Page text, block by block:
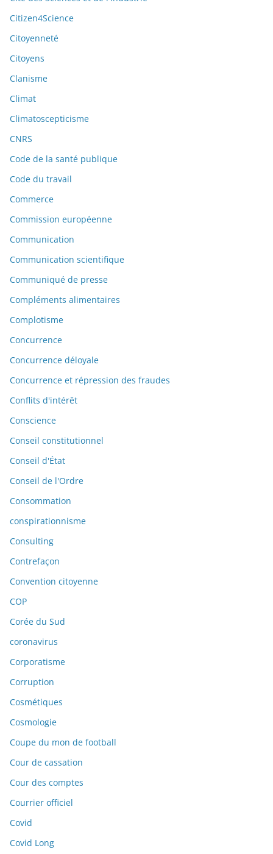
Citizen4Science
Citoyenneté
Citoyens
Clanisme
Climat
Climatoscepticisme
CNRS
Code de la santé publique
Code du travail
Commerce
Commission européenne
Communication
Communication scientifique
Communiqué de presse
Compléments alimentaires
Complotisme
Concurrence
Concurrence déloyale
Concurrence et répression des fraudes
Conflits d'intérêt
Conscience
Conseil constitutionnel
Conseil d'État
Conseil de l'Ordre
Consommation
conspirationnisme
Consulting
Contrefaçon
Convention citoyenne
COP
Corée du Sud
coronavirus
Corporatisme
Corruption
Cosmétiques
Cosmologie
Coupe du mon de football
Cour de cassation
Cour des comptes
Courrier officiel
Covid
Covid Long